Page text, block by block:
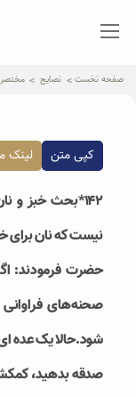
صفحه نخست نصایح مختصر
کپی متن لینک
۱۴۲*بحث خبز
نیست که نان برای
حضرت فرمودند:
صحنه‌های
شود.حالا یک عده ای
صدقه بدهید،